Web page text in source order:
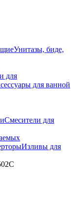
Унитазы, биде,
для
для ванной
Смесители для
Изливы для